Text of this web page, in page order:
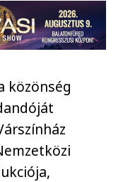
közönség